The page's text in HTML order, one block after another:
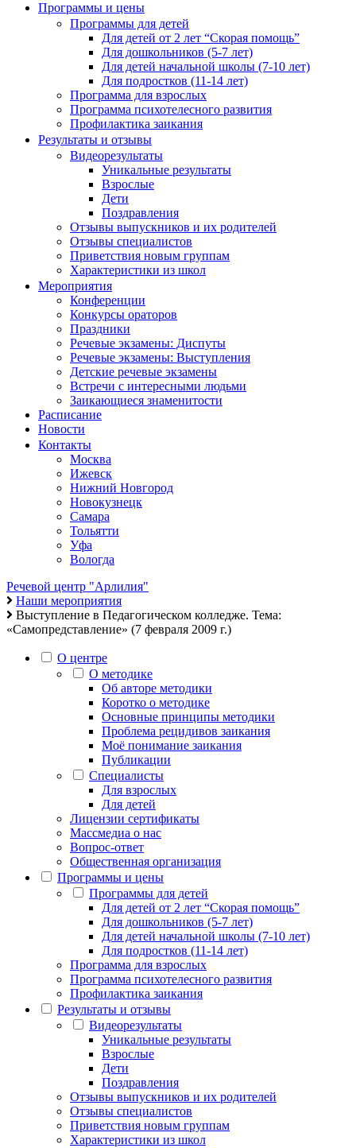
Программы и цены
Программы для детей
Для детей от 2 лет “Скорая помощь”
Для дошкольников (5-7 лет)
Для детей начальной школы (7-10 лет)
Для подростков (11-14 лет)
Программа для взрослых
Программа психотелесного развития
Профилактика заикания
Результаты и отзывы
Видеорезультаты
Уникальные результаты
Взрослые
Дети
Поздравления
Отзывы выпускников и их родителей
Отзывы специалистов
Приветствия новым группам
Характеристики из школ
Мероприятия
Конференции
Конкурсы ораторов
Праздники
Речевые экзамены: Диспуты
Речевые экзамены: Выступления
Детские речевые экзамены
Встречи с интересными людьми
Заикающиеся знаменитости
Расписание
Новости
Контакты
Москва
Ижевск
Нижний Новгород
Новокузнецк
Самара
Тольятти
Уфа
Вологда
Речевой центр "Арлилия"
Наши мероприятия
Выступление в Педагогическом колледже. Тема:
«Самопредставление» (7 февраля 2009 г.)
О центре
О методике
Об авторе методики
Коротко о методике
Основные принципы методики
Проблема рецидивов заикания
Моё понимание заикания
Публикации
Специалисты
Для взрослых
Для детей
Лицензии сертификаты
Массмедиа о нас
Вопрос-ответ
Общественная организация
Программы и цены
Программы для детей
Для детей от 2 лет “Скорая помощь”
Для дошкольников (5-7 лет)
Для детей начальной школы (7-10 лет)
Для подростков (11-14 лет)
Программа для взрослых
Программа психотелесного развития
Профилактика заикания
Результаты и отзывы
Видеорезультаты
Уникальные результаты
Взрослые
Дети
Поздравления
Отзывы выпускников и их родителей
Отзывы специалистов
Приветствия новым группам
Характеристики из школ